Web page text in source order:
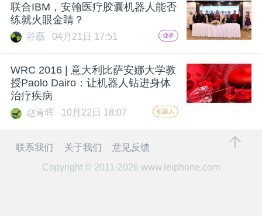
峰
公
开
课
联合IBM，安翰医疗胶囊机器人能否
练就火眼金睛？
谷磊 04月21日 17:51 业界
WRC 2016 | 意大利比萨安娜大学教
授Paolo Dairo：让机器人钻进身体
治疗疾病
赵青晖 10月22日 18:07 机器人
联系我们 关于我们
意见反馈
Copyright © 2011-2026 www.leiphone.com